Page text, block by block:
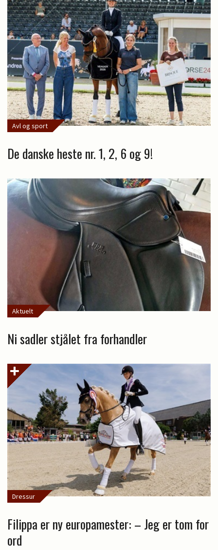
Avl og sport
De danske heste nr. 1, 2, 6 og 9!
Aktuelt
Ni sadler stjålet fra forhandler
Dressur
Filippa er ny europamester: – Jeg er tom for
ord